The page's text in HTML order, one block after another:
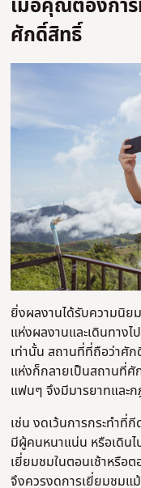
เมื่อคุณต้องการ
ศักดิ์สิทธิ์
ยิ่งผลงานได้รับความนิย
แห่งผลงานและเดินทาง
เท่านั้น สถานที่ที่ถือว่าศัก
แห่งก็กลายเป็นสถานที่ศั
แฟนๆ จึงมีมารยาทและ
เช่น งดเว้นการกระทำที่
มีผู้คนหนาแน่น หรือเดิน
เยี่ยมชมในตอนเช้าหรือ
จึงควรงดการเยี่ยมชมแม้